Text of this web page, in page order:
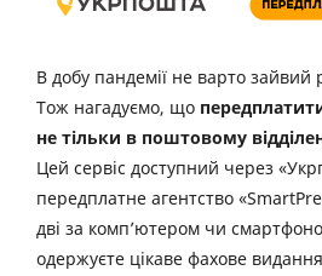
В добу пандемії не варто зайвий
Тож нагадуємо, що
не тільки в поштовому
Цей сервіс доступний через
передплатне агентство
дві за комп’ютером чи
одержуєте цікаве фахове